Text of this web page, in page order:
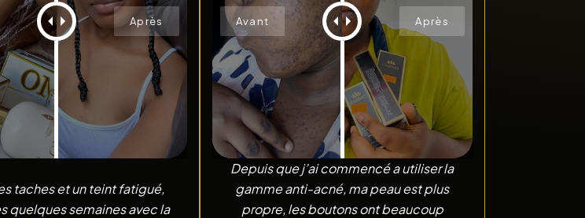
taches et un teint fatigué,
quelques semaines avec la
Depuis que j’ai commencé a utiliser la
gamme anti-acné, ma peau est plus
propre, les boutons ont beaucoup